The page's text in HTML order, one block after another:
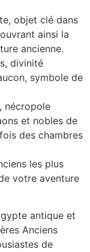
objet clé dans
ainsi la
ancienne.
divinité
symbole de
nécropole
et nobles de
des chambres
les plus
votre aventure
antique et
Anciens
de